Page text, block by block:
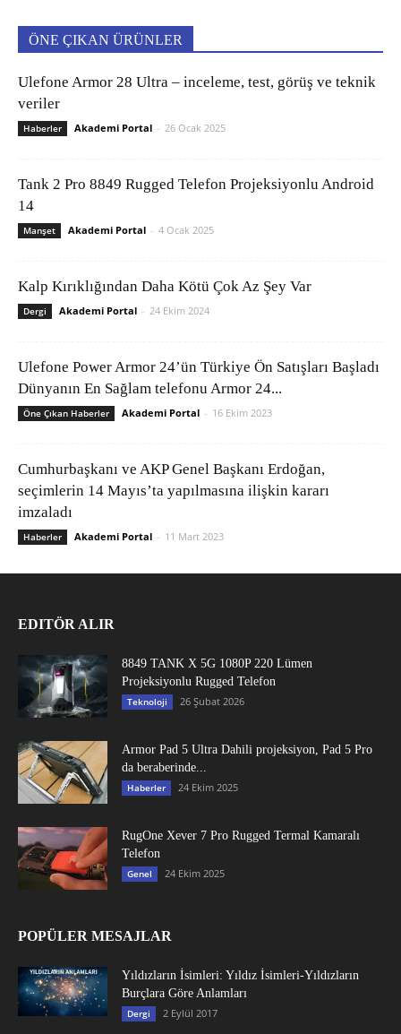
ÖNE ÇIKAN ÜRÜNLER
Ulefone Armor 28 Ultra – inceleme, test, görüş ve teknik
veriler
Haberler Akademi Portal - 26 Ocak 2025
Tank 2 Pro 8849 Rugged Telefon Projeksiyonlu Android
14
Manşet Akademi Portal - 4 Ocak 2025
Kalp Kırıklığından Daha Kötü Çok Az Şey Var
Dergi Akademi Portal - 24 Ekim 2024
Ulefone Power Armor 24’ün Türkiye Ön Satışları Başladı
Dünyanın En Sağlam telefonu Armor 24...
Öne Çıkan Haberler Akademi Portal - 16 Ekim 2023
Cumhurbaşkanı ve AKP Genel Başkanı Erdoğan,
seçimlerin 14 Mayıs’ta yapılmasına ilişkin kararı
imzaladı
Haberler Akademi Portal - 11 Mart 2023
EDITÖR ALIR
8849 TANK X 5G 1080P 220 Lümen
Projeksiyonlu Rugged Telefon
Teknoloji 26 Şubat 2026
Armor Pad 5 Ultra Dahili projeksiyon, Pad 5 Pro
da beraberinde...
Haberler 24 Ekim 2025
RugOne Xever 7 Pro Rugged Termal Kamaralı
Telefon
Genel 24 Ekim 2025
POPÜLER MESAJLAR
Yıldızların İsimleri: Yıldız İsimleri-Yıldızların
Burçlara Göre Anlamları
Dergi 2 Eylül 2017